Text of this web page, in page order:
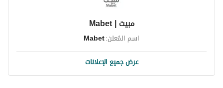
مبيت | Mabet
اسم المُعلن:Mabet
عرض جميع الإعلانات